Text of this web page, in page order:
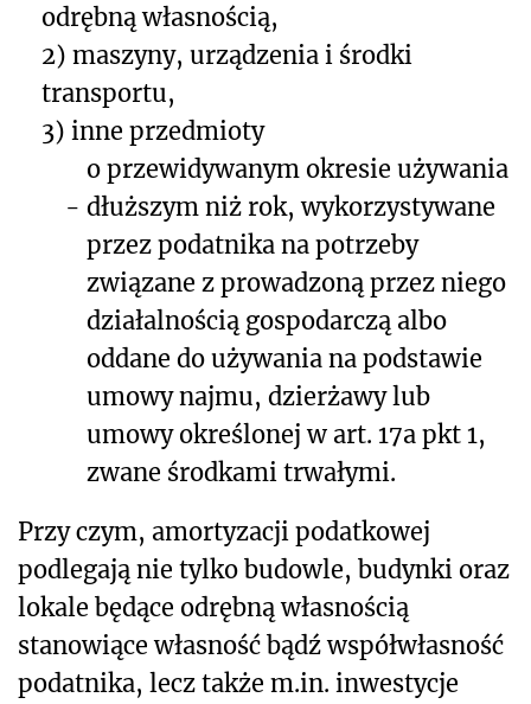
odrębną własnością,
2) maszyny, urządzenia i środki
transportu,
3) inne przedmioty
-
o przewidywanym okresie używania
dłuższym niż rok, wykorzystywane
przez podatnika na potrzeby
związane z prowadzoną przez niego
działalnością gospodarczą albo
oddane do używania na podstawie
umowy najmu, dzierżawy lub
umowy określonej w art. 17a pkt 1,
zwane środkami trwałymi.
Przy czym, amortyzacji podatkowej
podlegają nie tylko budowle, budynki oraz
lokale będące odrębną własnością
stanowiące własność bądź współwłasność
podatnika, lecz także m.in. inwestycje